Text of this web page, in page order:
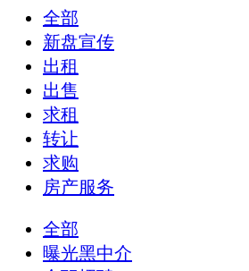
全部
新盘宣传
出租
出售
求租
转让
求购
房产服务
全部
曝光黑中介